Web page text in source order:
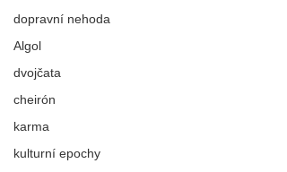
dopravní nehoda
Algol
dvojčata
cheirón
karma
kulturní epochy